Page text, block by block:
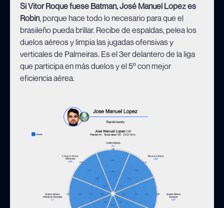
Si Vitor Roque fuese Batman, José Manuel López es
Robin, porque hace todo lo necesario para que el
brasileño pueda brillar. Recibe de espaldas, pelea los
duelos aéreos y limpia las jugadas ofensivas y
verticales de Palmeiras. Es el 3er delantero de la liga
que participa en más duelos y el 5º con mejor
eficiencia aérea.